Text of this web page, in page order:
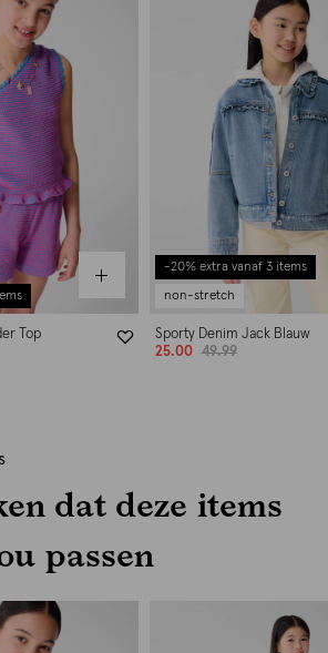
Top
-20% extra vanaf 3 items
non-stretch
Sporty Denim Jack Blauw
25.00
49.99
dat deze items
passen